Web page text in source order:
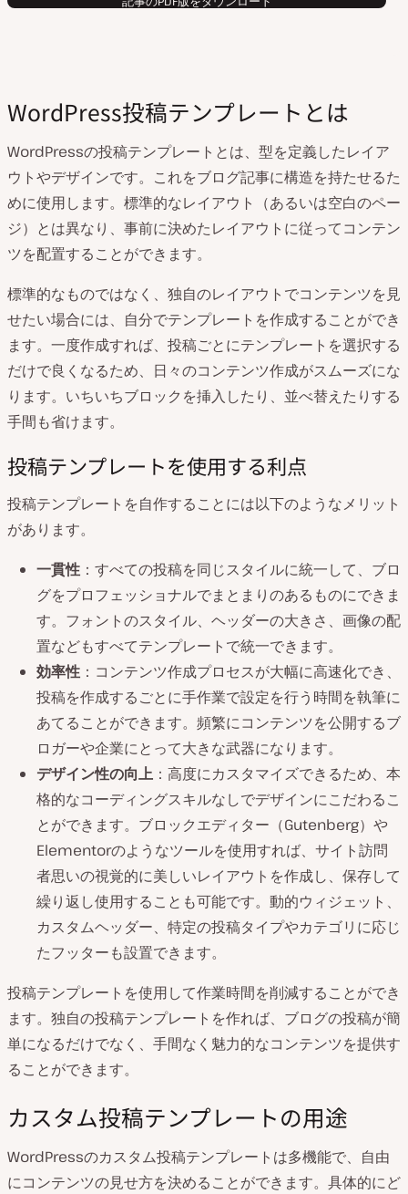
WordPress投稿テンプレートとは
WordPressの投稿テンプレートとは、型を定義したレイア
ウトやデザインです。これをブログ記事に構造を持たせるた
めに使用します。標準的なレイアウト（あるいは空白のペー
ジ）とは異なり、事前に決めたレイアウトに従ってコンテン
ツを配置することができます。
標準的なものではなく、独自のレイアウトでコンテンツを見
せたい場合には、自分でテンプレートを作成することができ
ます。一度作成すれば、投稿ごとにテンプレートを選択する
だけで良くなるため、日々のコンテンツ作成がスムーズにな
ります。いちいちブロックを挿入したり、並べ替えたりする
手間も省けます。
投稿テンプレートを使用する利点
投稿テンプレートを自作することには以下のようなメリット
があります。
一貫性 ：すべての投稿を同じスタイルに統一して、ブロ
グをプロフェッショナルでまとまりのあるものにできま
す。フォントのスタイル、ヘッダーの大きさ、画像の配
置などもすべてテンプレートで統一できます。
効率性 ：コンテンツ作成プロセスが大幅に高速化でき、
投稿を作成するごとに手作業で設定を行う時間を執筆に
あてることができます。頻繁にコンテンツを公開するブ
ロガーや企業にとって大きな武器になります。
デザイン性の向上 ：高度にカスタマイズできるため、本
格的なコーディングスキルなしでデザインにこだわるこ
とができます。ブロックエディター（Gutenberg）や
Elementorのようなツールを使用すれば、サイト訪問
者思いの視覚的に美しいレイアウトを作成し、保存して
繰り返し使用することも可能です。動的ウィジェット、
カスタムヘッダー、特定の投稿タイプやカテゴリに応じ
たフッターも設置できます。
投稿テンプレートを使用して作業時間を削減することができ
ます。独自の投稿テンプレートを作れば、ブログの投稿が簡
単になるだけでなく、手間なく魅力的なコンテンツを提供す
ることができます。
カスタム投稿テンプレートの用途
WordPressのカスタム投稿テンプレートは多機能で、自由
にコンテンツの見せ方を決めることができます。具体的にど